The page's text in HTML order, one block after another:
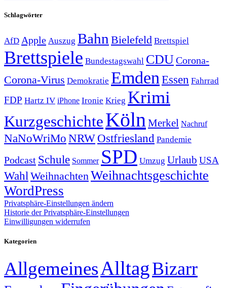
Schlagwörter
AfD Apple Auszug Bahn Bielefeld Brettspiel
Brettspiele Bundestagswahl CDUCorona-
Corona-Virus Demokratie Emden Essen Fahrrad
FDP Hartz IV iPhone Ironie Krieg Krimi
KurzgeschichteKöln Merkel Nachruf
NaNoWriMo NRWOstfriesland Pandemie
Podcast Schule Sommer SPD Umzug Urlaub USA
Wahl Weihnachten Weihnachtsgeschichte
WordPress
Privatsphäre-Einstellungen ändern
Historie der Privatsphäre-Einstellungen
Einwilligungen widerrufen
Kategorien
AllgemeinesAlltagBizarr